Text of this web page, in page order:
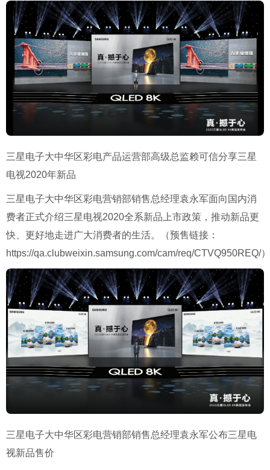
三星电子大中华区彩电产品运营部高级总监赖可信分享三星
电视2020年新品
三星电子大中华区彩电营销部销售总经理袁永军面向国内消
费者正式介绍三星电视2020全系新品上市政策，推动新品更
快、更好地走进广大消费者的生活。（预售链接：
https://qa.clubweixin.samsung.com/cam/req/CTVQ950REQ/
三星电子大中华区彩电营销部销售总经理袁永军公布三星电
视新品售价